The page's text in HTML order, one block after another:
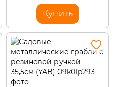
Купить